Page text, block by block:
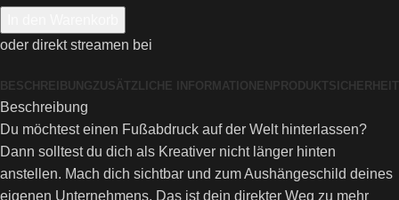
oder direkt streamen bei
BESCHREIBUNGZUSÄTZLICHE INFORMATIONEN PRODUKTSICHERHEIT
Beschreibung
Du möchtest einen Fußabdruck auf der Welt hinterlassen?
Dann solltest du dich als Kreativer nicht länger hinten
anstellen. Mach dich sichtbar und zum Aushängeschild deines
eigenen Unternehmens. Das ist dein direkter Weg zu mehr